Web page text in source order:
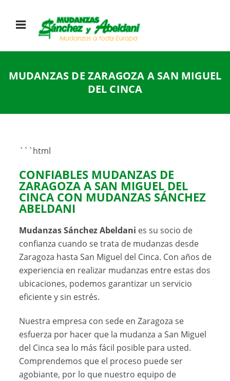
MUDANZAS DE ZARAGOZA A SAN MIGUEL
DEL CINCA
```html
CONFIABLES MUDANZAS DE
ZARAGOZA A SAN MIGUEL DEL
CINCA CON MUDANZAS SÁNCHEZ
ABELDANI
Mudanzas Sánchez Abeldani es su socio de
confianza cuando se trata de mudanzas desde
Zaragoza hasta San Miguel del Cinca. Con años de
experiencia en realizar mudanzas entre estas dos
ubicaciones, podemos garantizar un servicio
eficiente y sin estrés.
Nuestra empresa con sede en Zaragoza se
esfuerza por hacer que la mudanza a San Miguel
del Cinca sea lo más fácil posible para usted.
Comprendemos que el proceso puede ser
agobiante, por lo que nuestro equipo de